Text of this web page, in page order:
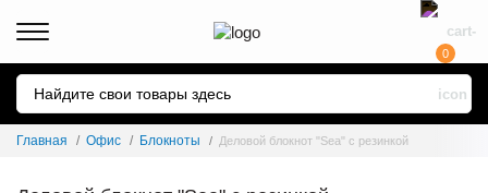
0
Главная Офис Блокноты Деловой блокнот "Sea" с резинкой